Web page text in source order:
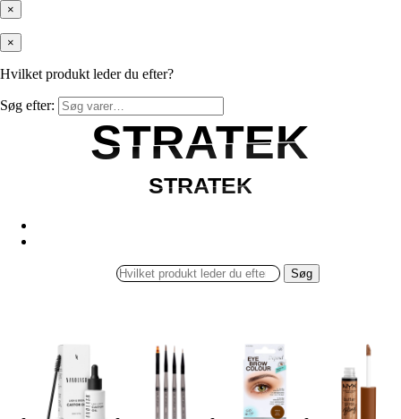
×
×
Hvilket produkt leder du efter?
Søg efter:
STRATEK
STRATEK
STRATEK
STRATEK
Søg